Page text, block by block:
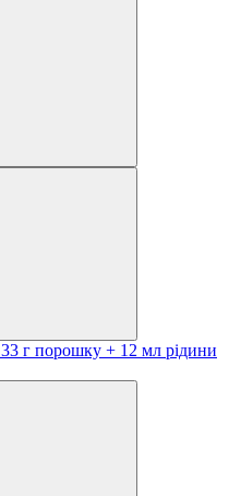
г порошку + 12 мл рідини